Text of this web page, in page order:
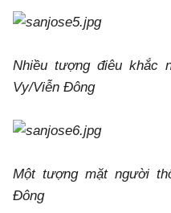
Nhiều tượng điêu khắc
Vy/Viễn Đông
Một tượng mặt người
Đông